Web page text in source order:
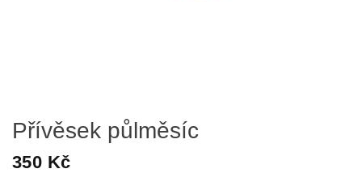
Přívěsek půlměsíc
350 Kč